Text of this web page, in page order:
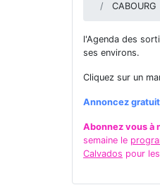
CABOURG
l'Agenda des
ses environs.
Cliquez sur un
Annoncez
Abonnez vous à
semaine le
Calvados pour